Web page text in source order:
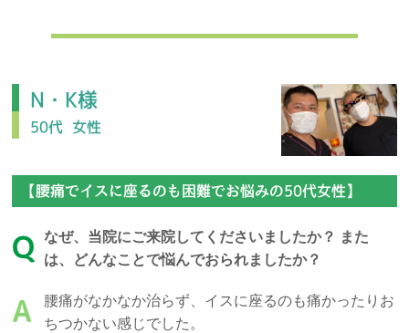
N・K様
50代 女性
【腰痛でイスに座るのも困難でお悩みの50代女性】
Q
なぜ、当院にご来院してくださいましたか？ また
は、どんなことで悩んでおられましたか？
A
腰痛がなかなか治らず、イスに座るのも痛かったりお
ちつかない感じでした。